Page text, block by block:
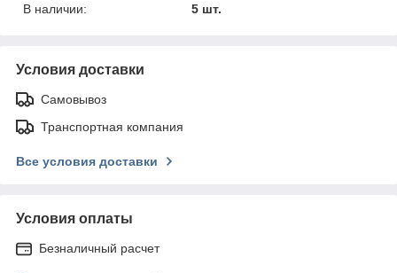
В наличии:
5 шт.
Условия доставки
Самовывоз
Транспортная компания
Все условия доставки
Условия оплаты
Безналичный расчет